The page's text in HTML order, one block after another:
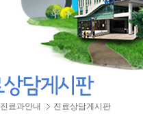
진료과안내 진료상담게시판